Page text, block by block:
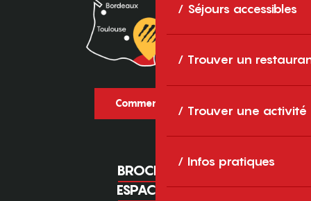
Séjours accessibles
Trouver un
Trouver une activité
Infos pratiques
Comment venir ?
BROCHURES
ESPACE PRO